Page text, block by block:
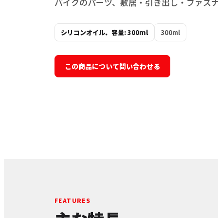
シリコンオイル、容量: 300ml 300ml
この商品について問い合わせる
FEATURES